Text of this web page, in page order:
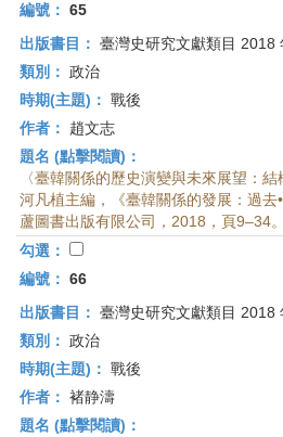
編號： 65
出版書目： 臺灣史研究文獻類目 2018
類別： 政治
時期(主題)： 戰後
作者：
趙文志
題名 (點擊閱讀)：
〈臺韓關係的歷史演變與未來展望：
河凡植主編，《臺韓關係的發展：過去
蘆圖書出版有限公司，2018，頁9–34。
勾選：
編號： 66
出版書目： 臺灣史研究文獻類目 2018
類別： 政治
時期(主題)： 戰後
作者： 褚静濤
題名 (點擊閱讀)：